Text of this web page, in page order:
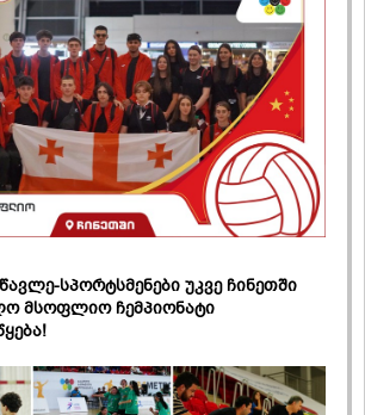
სპორტსმენები უკვე ჩინეთში
მსოფლიო ჩემპიონატი